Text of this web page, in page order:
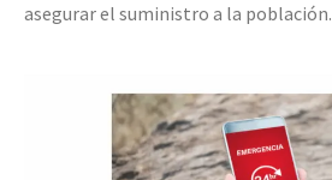
asegurar el suministro a la población.